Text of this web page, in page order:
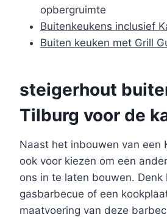
opbergruimte
Buitenkeukens inclusief
Buiten keuken met Grill
steigerhout
Tilburg voor de
Naast het inbouwen van een
ook voor kiezen om een
ons in te laten bouwen. Denk
gasbarbecue of een
maatvoering van deze